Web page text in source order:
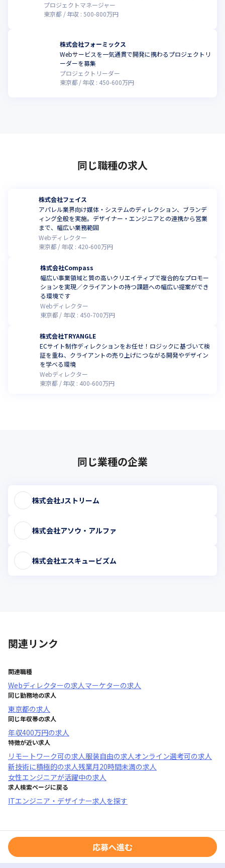
プロジェクトマネージャー
東京都
年収 :500-800万円
株式会社フォーミックス
Webサービスを一気通貫で開発に携わるプロジェクトリ
ーダーを募集
プロジェクトリーダー
東京都
年収 : 450-600万円
同じ職種の求人
株式会社フェイス
アパレル業界向け媒体・システムのディレクション、ブランデ
ィング全般を実施。デザイナー・エンジニアとの連携から営業
まで、幅広い業務範囲
Webディレクター
東京都
年収 : 420-600万円
株式会社Compass
幅広い事業領域と質の高いクリエイティブで複合的なプロモー
ションを実現／クライアントの持つ課題への幅広い提案ができ
る環境です
Webディレクター
東京都
年収 : 450-700万円
株式会社TRYANGLE
ECサイト制作ディレクションをお任せ！ロジックに基づいて検
証を重ね、クライアントの売り上げにつながる開発やデザイン
を学べる環境
Webディレクター
東京都
年収 : 400-600万円
同じ業種の企業
株式会社Jストリーム
株式会社アソウ・アルファ
株式会社エスキュービズム
関連リンク
関連職種
Webディレクターの求人マーケターの求人
同じ勤務地の求人
東京都の求人
同じ年収帯の求人
年収400万円の求人
特徴が近い求人
リモートワーク可の求人服装自由の求人オンライン選考可の求人
新技術に積極的の求人残業月20時間未満の求人
女性エンジニアが活躍中の求人
求人検索ページに戻る
ITエンジニア・デザイナー求人を探す
応募へ進む